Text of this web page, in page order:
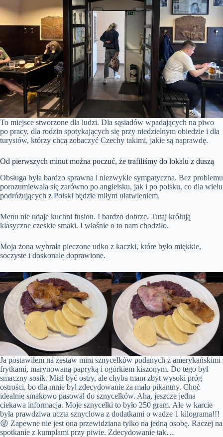
To miejsce stworzone dla ludzi. Dla sąsiadów wpadających na piwo
po pracy, dla rodzin spotykających się przy niedzielnym obiedzie i dla
turystów, którzy chcą zobaczyć Czechy takimi, jakie są naprawdę.
Od pierwszych minut można poczuć, że trafiliśmy do lokalu z duszą
Obsługa była bardzo sprawna i niezwykle sympatyczna. Bez problemu
porozumiewała się zarówno po angielsku, jak i po polsku, co dla wielu
podróżujących z Polski będzie miłym ułatwieniem.
Menu nie udaje kuchni fusion. I bardzo dobrze. Tutaj królują
klasyczne czeskie smaki. I właśnie o to nam chodziło.
Moja żona wybrała pieczone udko z kaczki, które było miękkie,
soczyste i doskonale doprawione.
Ja postawiłem na zestaw mini sznycelków podanych z amerykańskimi
frytkami, marynowaną papryką i ogórkiem kiszonym. Do tego był
smaczny sosik. Miał być ostry, ale chyba mam zbyt wysoki próg
ostrości, bo dla mnie był zdecydowanie za mało pikantny. Choć
idealnie smakowo pasował do sznycelków. Aha, jeszcze jedna
ciekawa informacja. Moje sznycelki to było 250 gram. Ale w karcie
była prawdziwa uczta sznyclowa z dodatkami o wadze 1 kilograma!!!
😜 Zapewne nie jest ona przewidziana tylko na jedną osobę. Raczej na
spotkanie z kumplami przy piwie. Zdecydowanie tak…